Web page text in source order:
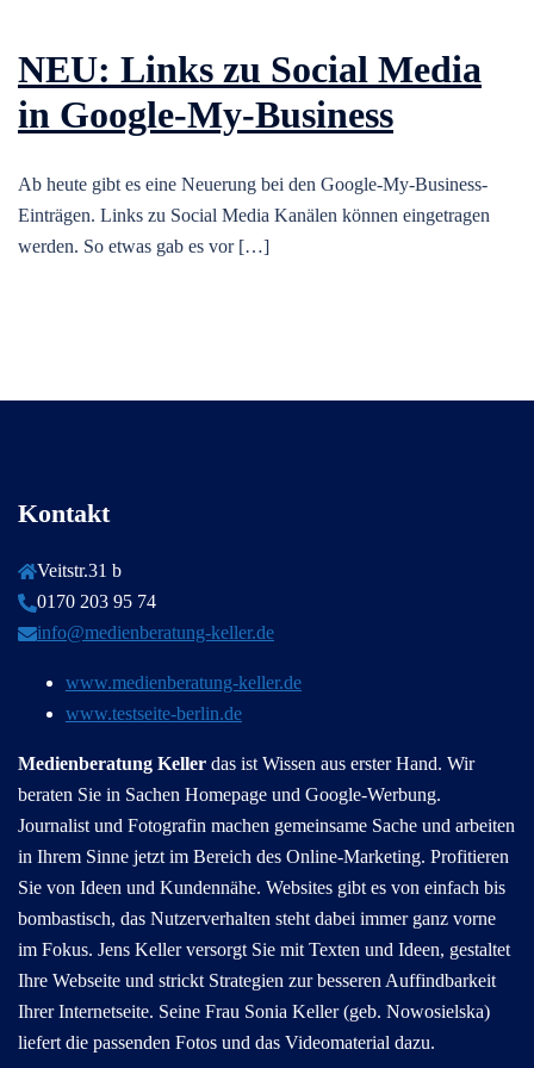
NEU: Links zu Social Media
in Google-My-Business
Ab heute gibt es eine Neuerung bei den Google-My-Business-
Einträgen. Links zu Social Media Kanälen können eingetragen
werden. So etwas gab es vor […]
Kontakt
Veitstr.31 b
0170 203 95 74
info@medienberatung-keller.de
www.medienberatung-keller.de
www.testseite-berlin.de
Medienberatung Keller das ist Wissen aus erster Hand. Wir
beraten Sie in Sachen Homepage und Google-Werbung.
Journalist und Fotografin machen gemeinsame Sache und arbeiten
in Ihrem Sinne jetzt im Bereich des Online-Marketing. Profitieren
Sie von Ideen und Kundennähe. Websites gibt es von einfach bis
bombastisch, das Nutzerverhalten steht dabei immer ganz vorne
im Fokus. Jens Keller versorgt Sie mit Texten und Ideen, gestaltet
Ihre Webseite und strickt Strategien zur besseren Auffindbarkeit
Ihrer Internetseite. Seine Frau Sonia Keller (geb. Nowosielska)
liefert die passenden Fotos und das Videomaterial dazu.